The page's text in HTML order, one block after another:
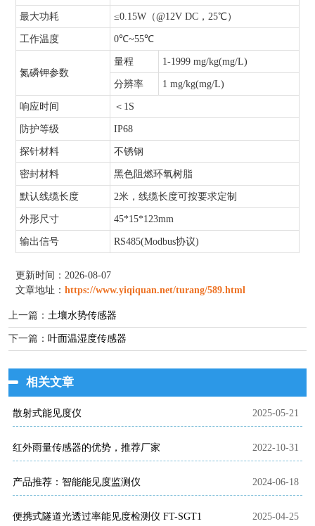
最大功耗 ≤0.15W（@12V DC，25℃）
工作温度 0℃~55℃
氮磷钾参数
量程 1-1999 mg/kg(mg/L)
分辨率 1 mg/kg(mg/L)
响应时间 ＜1S
防护等级 IP68
探针材料 不锈钢
密封材料 黑色阻燃环氧树脂
默认线缆长度 2米，线缆长度可按要求定制
外形尺寸 45*15*123mm
输出信号 RS485(Modbus协议)
更新时间：2026-08-07
文章地址： https://www.yiqiquan.net/turang/589.html
上一篇： 土壤水势传感器
下一篇： 叶面温湿度传感器
相关文章
散射式能见度仪 2025-05-21
红外雨量传感器的优势，推荐厂家 2022-10-31
产品推荐：智能能见度监测仪 2024-06-18
便携式隧道光透过率能见度检测仪 FT-SGT1 2025-04-25